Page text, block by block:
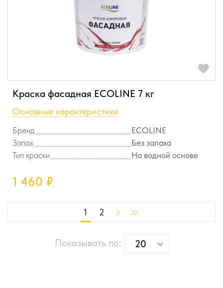
Краска фасадная ECOLINE 7 кг
Основные характеристики
Бренд
ECOLINE
Запах
Без запаха
Тип краски
На водной основе
1 460 ₽
1 2
Показывать по: 20